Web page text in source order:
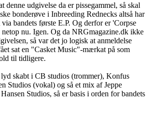
denne udgivelse da er pissegammel, så skal
bonderøve i Inbreeding Rednecks altså har
bandets første E.P. Og derfor er 'Corpse
nu. Igen. Og da NRGmagazine.dk ikke
så var det jo logisk at anmeldelse
sat en "Casket Music"-mærkat på som
til tidligere.
skabt i CB studios (trommer), Konfus
Studios (vokal) og så et mix af Jeppe
Studios, så er basis i orden for bandets